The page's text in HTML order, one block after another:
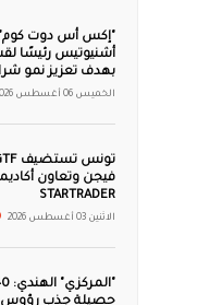
"إكس أس دوت كوم"
أشنيوتيس رئيسًا
بهدف تعزيز نمو
الخميس 06 أغسطس 2026
فيجن وتعاون
STARTRADER
الاثنين 03 أغسطس 2026